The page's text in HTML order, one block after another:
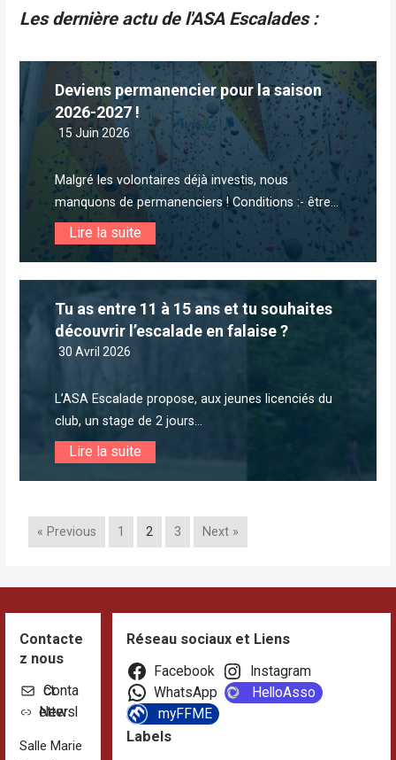
Article
Les dernière actu de l'ASA Escalades :
Deviens permanencier pour la saison
2026-2027 !
15 Juin 2026
Malgré les volontaires déjà investis, nous
manquons de permanenciers ! Conditions :- être...
Lire la suite
Tu as entre 11 à 15 ans et tu souhaites
découvrir l’escalade en falaise ?
30 Avril 2026
L’ASA Escalade propose, aux jeunes licenciés du
club, un stage de 2 jours...
Lire la suite
« Previous 1 2 3 Next »
Contacte
z nous
Contact
Newsletter
Salle Marie
Réseau sociaux et Liens
Facebook
Instagram
WhatsApp
HelloAsso
myFFME
Labels